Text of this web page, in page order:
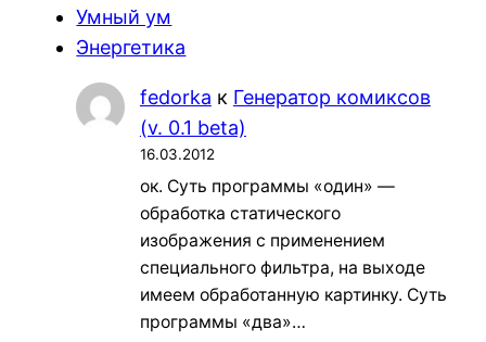
Умный ум
Энергетика
fedorka к Генератор комиксов
(v. 0.1 beta)
16.03.2012
ок. Суть программы «один» —
обработка статического
изображения с применением
специального фильтра, на выходе
имеем обработанную картинку. Суть
программы «два»…